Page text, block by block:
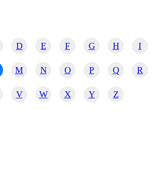
D E F G H I
M N O P Q R
V W X Y Z